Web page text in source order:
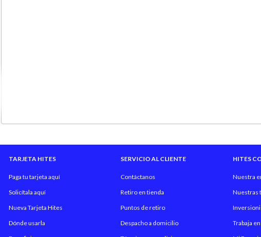
TARJETA HITES
Paga tu tarjeta aquí
Solicítala aquí
Nueva Tarjeta Hites
Dónde usarla
SERVICIO AL CLIENTE
Contáctanos
Retiro en tienda
Puntos de retiro
Despacho a domicilio
HITES
Nuestra
Nuestras
Trabaja